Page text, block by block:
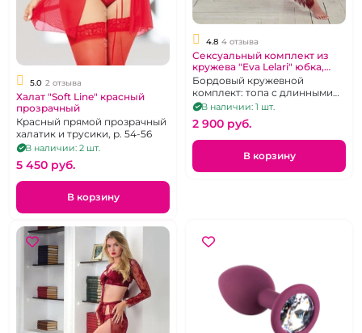
5.0 2 отзыва
Халат "Soft Line" красный
прозрачный
Красный прямой прозрачный
халатик и трусики, р. 54-56
В наличии: 2 шт.
5 450 pуб.
В корзину
4.8 4 отзыва
Сексуальный комплект из
кружева "Eva Lelari" юбка,
бюстье с рукавами, стринги
Бордовый кружевной
комплект: топа с длинными
рукавами и завязками под
грудью, стринги и длинной
юбки-шлейфа, р. 44-46
В наличии: 1 шт.
2 900 pуб.
В корзину